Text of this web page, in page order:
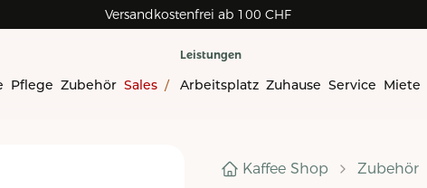
Versandkostenfrei ab 100 CHF
Pflege Zubehör Sales /
Leistungen
Arbeitsplatz Zuhause Service Miete
Kaffee Shop Zubehör